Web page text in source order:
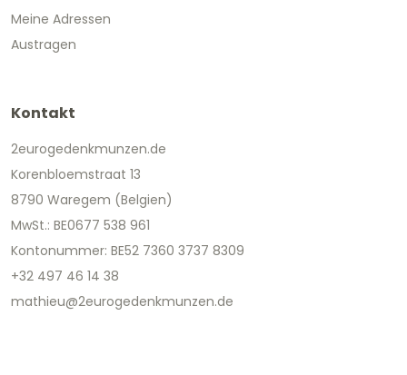
Meine Adressen
Austragen
Kontakt
2eurogedenkmunzen.de
Korenbloemstraat 13
8790 Waregem (Belgien)
MwSt.: BE0677 538 961
Kontonummer: BE52 7360 3737 8309
+32 497 46 14 38
mathieu@2eurogedenkmunzen.de